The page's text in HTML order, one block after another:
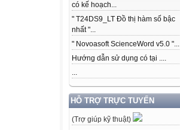
có kế hoạch...
" T24DS9_LT Đồ thị hàm số bậc
nhất "...
" Novoasoft ScienceWord v5.0 "...
Hướng dẫn sử dụng có tại ....
...
HỖ TRỢ TRỰC TUYẾN
(Trợ giúp kỹ thuật)